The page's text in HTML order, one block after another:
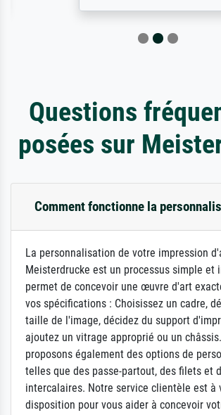
Questions
posées sur
Comment fonctionne la
La personnalisation de votre impression
Meisterdrucke est un processus simple et
permet de concevoir une œuvre d'art
vos spécifications : Choisissez un cadre,
taille de l'image, décidez du support
ajoutez un vitrage approprié ou un
proposons également des options de
telles que des passe-partout, des filets et
intercalaires. Notre service clientèle est à
disposition pour vous aider à concevoir